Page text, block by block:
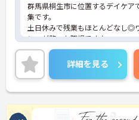
群馬県桐生市に位置するデイケア
集です。
土日休みで残業もほとんどなし◎
ンスが整った職場です♪
ご興味をお持ちの方には詳細の情
トをお伝えしますのでお気軽にお
いませ。
詳細を見る